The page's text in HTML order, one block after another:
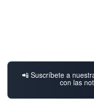
📲 Suscríbete a
con las